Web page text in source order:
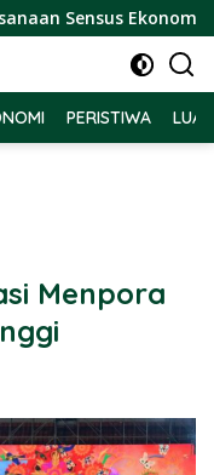
Ekonomi 2026
PERISTIWA
Menpora